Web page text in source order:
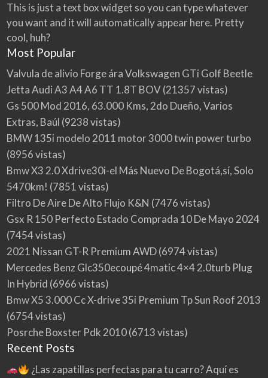
This is just a text box widget so you can type whatever
you want and it will automatically appear here. Pretty
cool, huh?
Most Popular
Valvula de alivio Forge ára Volkswagen GTi Golf Beetle
Jetta Audi A3 A4 A6 TT 1.8T BOV(21357 vistas)
Gs 500 Mod 2016, 63.000 Kms, 2do Dueño, Varios
Extras, Baúl (9238 vistas)
BMW 135i modelo 2011 motor 3000 twin power turbo
(8956 vistas)
Bmw X3 2.0 Xdrive30i-el Más Nuevo De Bogotá,sí, Solo
5470km! (7851 vistas)
Filtro De Aire De Alto Flujo K&N (7476 vistas)
Gsx R 150 Perfecto Estado Comprada 10 De Mayo 2024
(7454 vistas)
2021 Nissan GT-R Premium AWD(6974 vistas)
Mercedes Benz Glc350ecoupé 4matic 4×4 2.0turb Plug
In Hybrid (6966 vistas)
Bmw X5 3.000 Cc X-drive 35i Premium Tp Sun Roof 2013
(6754 vistas)
Posrche Boxster Pdk 2010(6713 vistas)
Recent Posts
¿Las zapatillas perfectas para tu carro? Aquí es